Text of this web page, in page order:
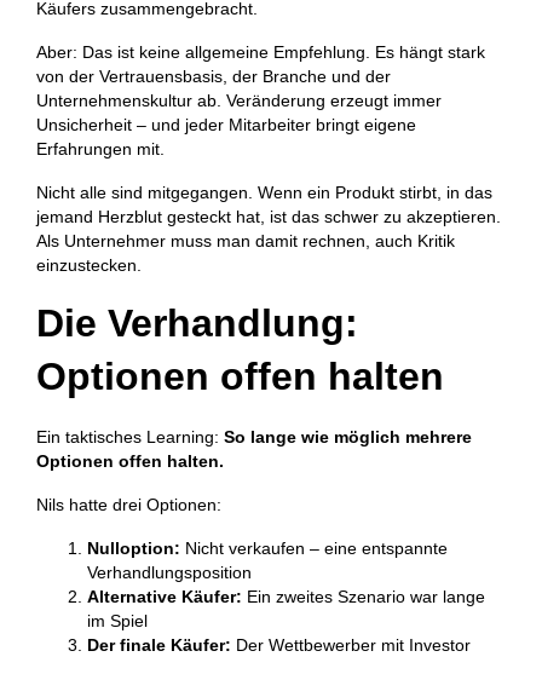
Käufers zusammengebracht.
Aber: Das ist keine allgemeine Empfehlung. Es hängt stark
von der Vertrauensbasis, der Branche und der
Unternehmenskultur ab. Veränderung erzeugt immer
Unsicherheit – und jeder Mitarbeiter bringt eigene
Erfahrungen mit.
Nicht alle sind mitgegangen. Wenn ein Produkt stirbt, in das
jemand Herzblut gesteckt hat, ist das schwer zu akzeptieren.
Als Unternehmer muss man damit rechnen, auch Kritik
einzustecken.
Die Verhandlung:
Optionen offen halten
Ein taktisches Learning: So lange wie möglich mehrere
Optionen offen halten.
Nils hatte drei Optionen:
Nulloption: Nicht verkaufen – eine entspannte
Verhandlungsposition
Alternative Käufer: Ein zweites Szenario war lange
im Spiel
Der finale Käufer: Der Wettbewerber mit Investor